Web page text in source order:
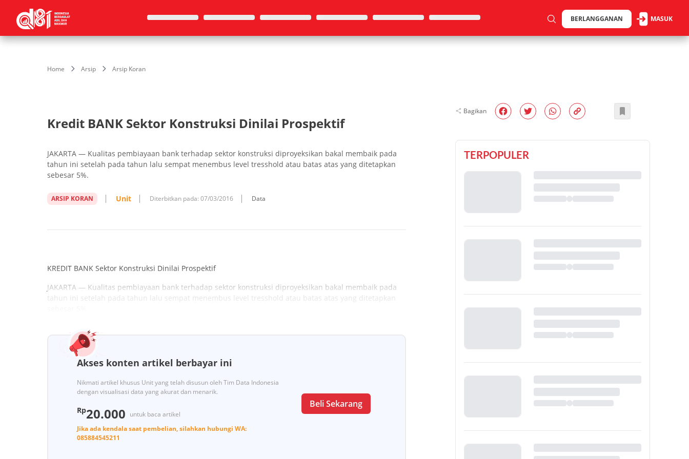
BERLANGGANAN MASUK
Home Arsip Arsip Koran
Kredit BANK Sektor Konstruksi Dinilai Prospektif
JAKARTA — Kualitas pembiayaan bank terhadap sektor konstruksi diproyeksikan bakal membaik pada
tahun ini setelah pada tahun lalu sempat menembus level tresshold atau batas atas yang ditetapkan
sebesar 5%.
ARSIP KORAN Unit Diterbitkan pada: 07/03/2016 Data
KREDIT BANK Sektor Konstruksi Dinilai Prospektif
JAKARTA — Kualitas pembiayaan bank terhadap sektor konstruksi diproyeksikan bakal membaik pada
tahun ini setelah pada tahun lalu sempat menembus level tresshold atau batas atas yang ditetapkan
Akses konten artikel berbayar ini
Nikmati artikel khusus Unit yang telah disusun oleh Tim Data Indonesia
dengan visualisasi data yang akurat dan menarik.
Rp20.000 untuk baca artikel
Jika ada kendala saat pembelian, silahkan hubungi WA:
085884545211
Beli Sekarang
Bagikan
TERPOPULER